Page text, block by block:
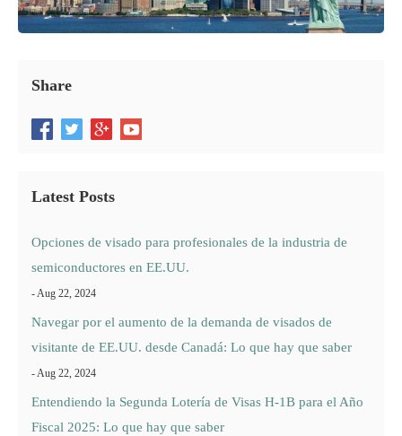
Recursos
Share
Latest Posts
Opciones de visado para profesionales de la industria de
semiconductores en EE.UU.
- Aug 22, 2024
Navegar por el aumento de la demanda de visados de
visitante de EE.UU. desde Canadá: Lo que hay que saber
- Aug 22, 2024
Entendiendo la Segunda Lotería de Visas H-1B para el Año
Fiscal 2025: Lo que hay que saber